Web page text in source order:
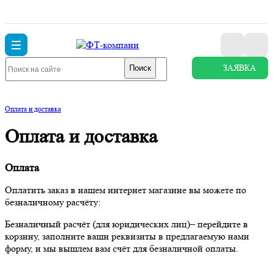
Поиск ЗАЯВКА
Оплата и доставка
Оплата и доставка
Оплата
Оплатить заказ в нашем интернет магазине вы можете по
безналичному расчёту:
Безналичный расчёт (для юридических лиц)– перейдите в
корзину, заполните ваши реквизиты в предлагаемую нами
форму, и мы вышлем вам счёт для безналичной оплаты.